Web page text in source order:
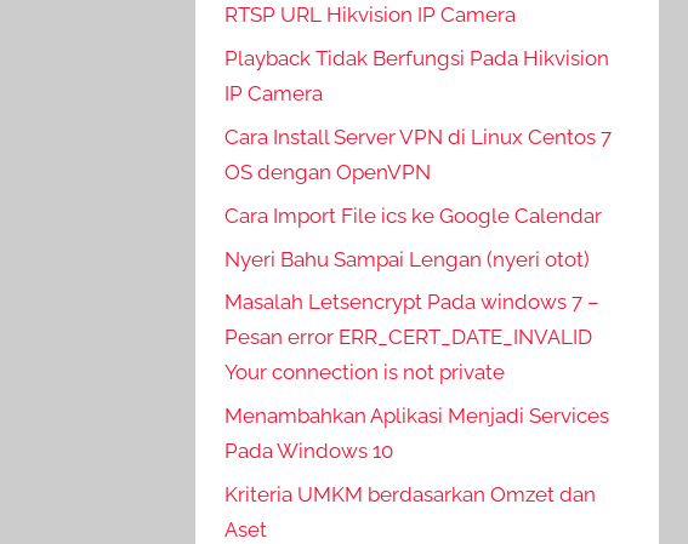
RTSP URL Hikvision IP Camera
Playback Tidak Berfungsi Pada Hikvision
IP Camera
Cara Install Server VPN di Linux Centos 7
OS dengan OpenVPN
Cara Import File ics ke Google Calendar
Nyeri Bahu Sampai Lengan (nyeri otot)
Masalah Letsencrypt Pada windows 7 –
Pesan error ERR_CERT_DATE_INVALID
Your connection is not private
Menambahkan Aplikasi Menjadi Services
Pada Windows 10
Kriteria UMKM berdasarkan Omzet dan
Aset